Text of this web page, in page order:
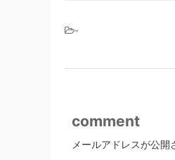
-
comment
メールアドレスが公開